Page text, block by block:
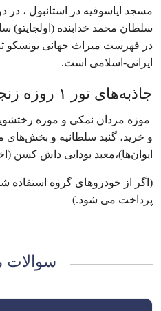
مسجد ایاسوفیه در استانبول ، در
سلطان محمد خدابنده (اولجایتو)
در فهرست میراث جهانی یونسکو
ایرانی-اسلامی است.
جاذبه‌های تور ۱ روزه زنجان و گنبد سلطانیه
موزه مردان نمکی و موزه
و خرید، گنبد سلطانیه و بخش‌های
ایوان‌ها)،معبد بودایی داش کسن
پرداخت می شود.)
سوالات